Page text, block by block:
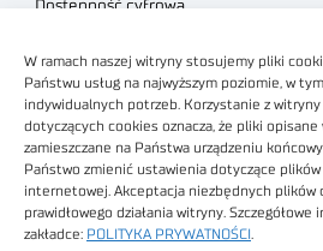
W ramach naszej witryny stosujemy pliki
Państwu usług na najwyższym poziomie, w
indywidualnych potrzeb. Korzystanie z
dotyczących cookies oznacza, że pliki opisane
zamieszczane na Państwa urządzeniu
Państwo zmienić ustawienia dotyczące
internetowej. Akceptacja niezbędnych plików
prawidłowego działania witryny.
zakładce: POLITYKA PRYWATNOŚCI
Dostępność cyfrowa
Regulamin sklepu
Obrazy stockowe
autorstwa